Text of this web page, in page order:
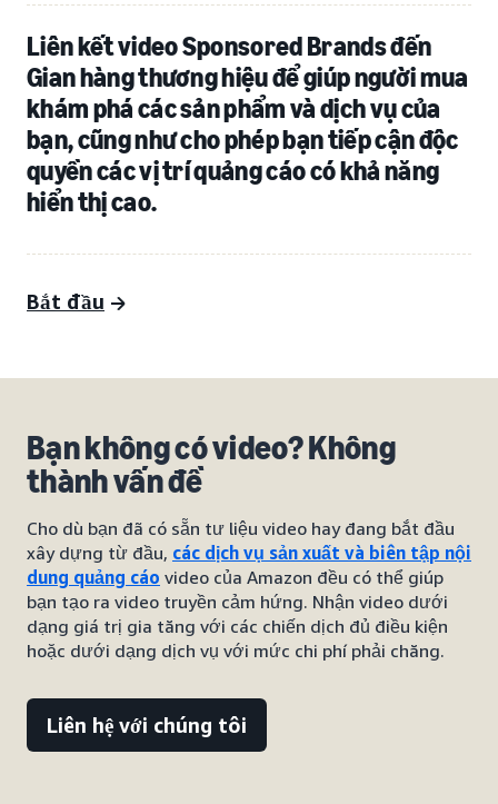
Liên kết video Sponsored Brands đến
Gian hàng thương hiệu để giúp người mua
khám phá các sản phẩm và dịch vụ của
bạn, cũng như cho phép bạn tiếp cận độc
quyền các vị trí quảng cáo có khả năng
hiển thị cao.
Bắt đầu
Bạn không có video? Không
thành vấn đề
Cho dù bạn đã có sẵn tư liệu video hay đang bắt đầu
xây dựng từ đầu, các dịch vụ sản xuất và biên tập nội
dung quảng cáo video của Amazon đều có thể giúp
bạn tạo ra video truyền cảm hứng. Nhận video dưới
dạng giá trị gia tăng với các chiến dịch đủ điều kiện
hoặc dưới dạng dịch vụ với mức chi phí phải chăng.
Liên hệ với chúng tôi